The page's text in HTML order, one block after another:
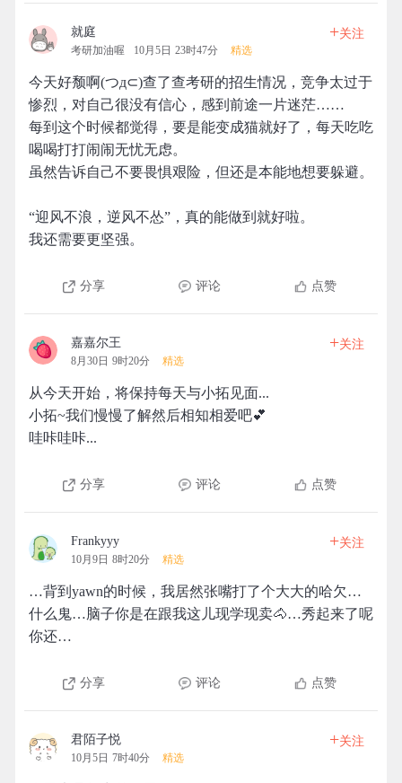
就庭
考研加油喔 10月5日 23时47分 精选
+关注
今天好颓啊(つд⊂)查了查考研的招生情况，竞争太过于
惨烈，对自己很没有信心，感到前途一片迷茫……
每到这个时候都觉得，要是能变成猫就好了，每天吃吃
喝喝打打闹闹无忧无虑。
虽然告诉自己不要畏惧艰险，但还是本能地想要躲避。
“迎风不浪，逆风不怂”，真的能做到就好啦。
我还需要更坚强。
分享 评论 点赞
嘉嘉尔王
8月30日 9时20分 精选
+关注
从今天开始，将保持每天与小拓见面...
小拓~我们慢慢了解然后相知相爱吧💕
哇咔哇咔...
分享 评论 点赞
Frankyyy
10月9日 8时20分 精选
+关注
…背到yawn的时候，我居然张嘴打了个大大的哈欠…
什么鬼…脑子你是在跟我这儿现学现卖🐴…秀起来了呢
你还…
分享 评论 点赞
君陌子悦
10月5日 7时40分 精选
+关注